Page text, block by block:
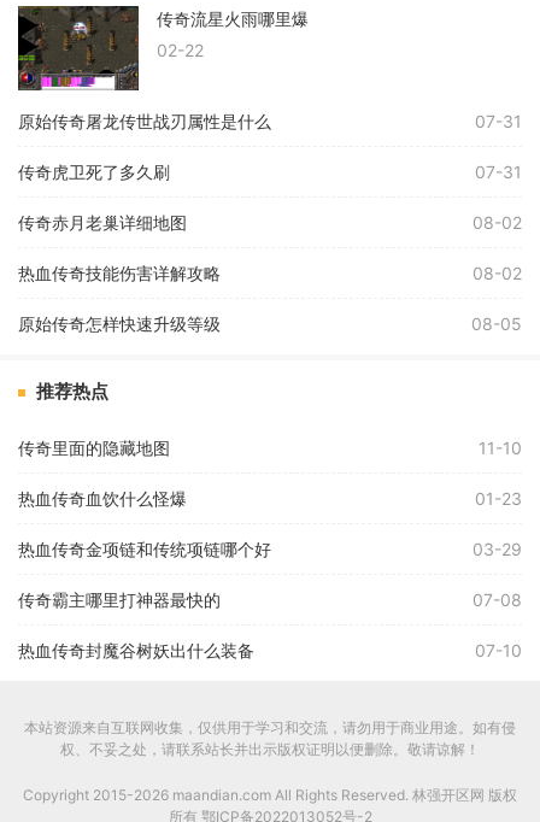
传奇流星火雨哪里爆
02-22
原始传奇屠龙传世战刃属性是什么 07-31
传奇虎卫死了多久刷 07-31
传奇赤月老巢详细地图 08-02
热血传奇技能伤害详解攻略 08-02
原始传奇怎样快速升级等级 08-05
推荐热点
传奇里面的隐藏地图 11-10
热血传奇血饮什么怪爆 01-23
热血传奇金项链和传统项链哪个好 03-29
传奇霸主哪里打神器最快的 07-08
热血传奇封魔谷树妖出什么装备 07-10
本站资源来自互联网收集，仅供用于学习和交流，请勿用于商业用途。如有侵
权、不妥之处，请联系站长并出示版权证明以便删除。敬请谅解！
Copyright 2015-2026 maandian.com All Rights Reserved. 林强开区网 版权
所有 鄂ICP备2022013052号-2